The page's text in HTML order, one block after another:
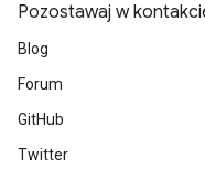
Pozostawaj w
Blog
Forum
GitHub
Twitter